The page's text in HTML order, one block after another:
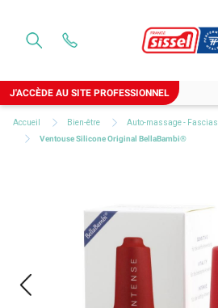
J'ACCÈDE AU SITE PROFESSIONNEL
Accueil Bien-être
Auto-massage - Fascias
Ventouse Silicone Original BellaBambi®